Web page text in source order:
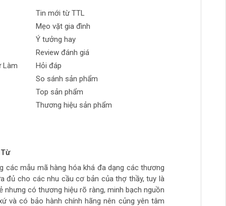
Làm
Tin mới từ TTL
Mẹo vặt gia đình
Ý tưởng hay
Review đánh giá
Hỏi đáp
So sánh sản phẩm
Top sản phẩm
Thương hiệu sản phẩm
Phong
tự làm hàng chất lượng giá sinh viên, thich hợp
đi làm hằng ngày.. còn cao cấp ghé>>>>>>>>
>>>>>>>>
các mẫu mã hàng hóa khá đa dạng các thương
đủ cho các nhu cầu cơ bản của thợ thầy, tuy là
nhưng có thương hiệu rõ ràng, minh bạch nguồn
và có bảo hành chính hãng nên củng yên tâm
huynh
túi tiền, số lượng hàng ít, thường phải đợi đặt